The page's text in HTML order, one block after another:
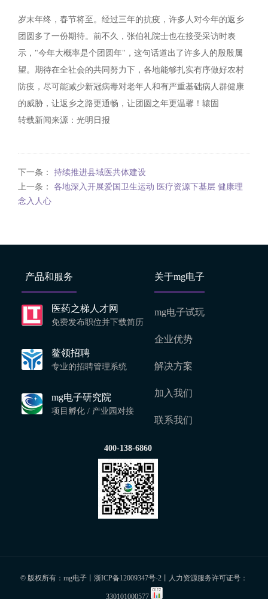
岁末年终，春节将至。经过三年的抗疫，许多人对今年的返乡
团圆多了一份期待。前不久，张伯礼院士也在接受采访时表
示，"今年大概率是个团圆年"，这句话道出了许多人的殷殷属
望。期待在全社会的共同努力下，各地能够扎实有序做好农村
防疫，尽可能减少新冠病毒对老年人和有严重基础病人群健康
的威胁，让返乡之路更通畅，让团圆之年更温馨！辕固
转载新闻来源：光明日报
下一条： 持续推进县域医共体建设
上一条： 各地深入开展爱国卫生运动 医疗资源下基层 健康理
念入人心
产品和服务
医药之梯人才网
免费发布职位并下载简历
鳌领招聘
专业的招聘管理系统
mg电子研究院
项目孵化 / 产业园对接
关于mg电子
mg电子试玩
企业优势
解决方案
加入我们
联系我们
400-138-6860
© 版权所有：mg电子丨 浙ICP备12009347号-2 丨人力资源服务许可证号：
330101000577